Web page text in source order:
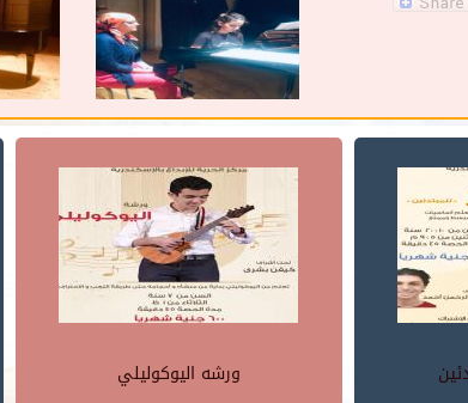
ورشه اليوكوليلي